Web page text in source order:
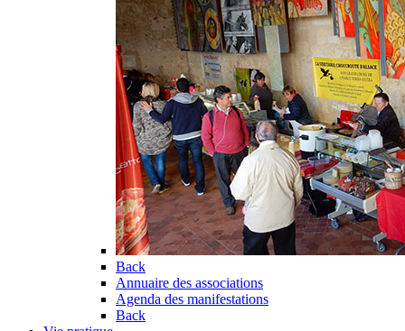
Back
Annuaire des associations
Agenda des manifestations
Back